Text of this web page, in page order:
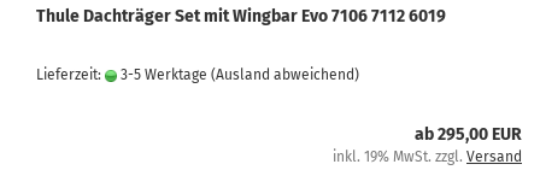
Thule Dachträger Set mit Wingbar Evo 7106 7112 6019
Lieferzeit: 3-5 Werktage (Ausland abweichend)
ab 295,00 EUR
inkl. 19% MwSt. zzgl. Versand